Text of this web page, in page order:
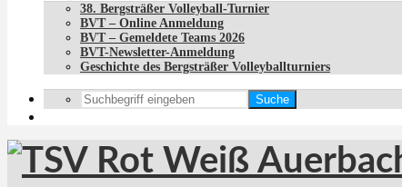
38. Bergsträßer Volleyball-Turnier
BVT – Online Anmeldung
BVT – Gemeldete Teams 2026
BVT-Newsletter-Anmeldung
Geschichte des Bergsträßer Volleyballturniers
Suche